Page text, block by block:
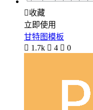
收藏
立即使用
甘特图模板
 1.7k  4  0